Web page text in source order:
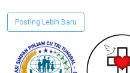
Posting Lebih Baru